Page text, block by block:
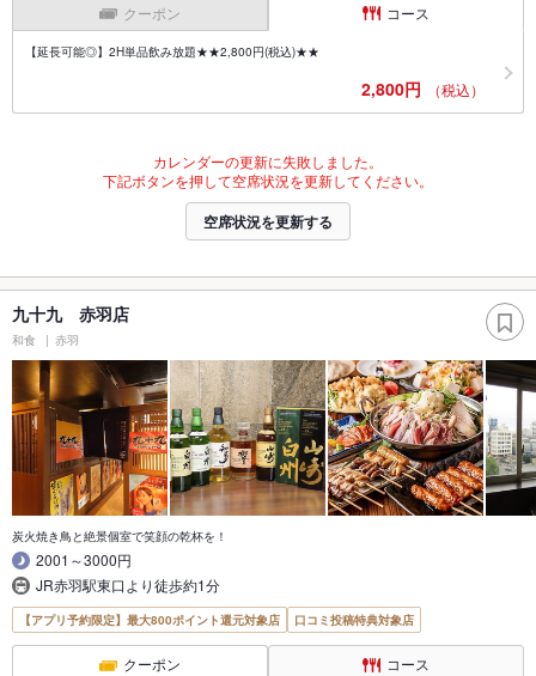
クーポン コース
【延長可能◎】2H単品飲み放題★★2,800円(税込)★★
2,800円 （税込）
カレンダーの更新に失敗しました。
下記ボタンを押して空席状況を更新してください。
空席状況を更新する
九十九 赤羽店
和食 赤羽
炭火焼き鳥と絶景個室で笑顔の乾杯を！
2001～3000円
JR赤羽駅東口より徒歩約1分
【アプリ予約限定】最大800ポイント還元対象店 口コミ投稿特典対象店
クーポン コース